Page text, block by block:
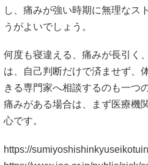
し、痛みが強い時期に無理なス
うがよいでしょう。
何度も寝違える、痛みが長引く
は、自己判断だけで済ませず、
きる専門家へ相談するのも一つ
痛みがある場合は、まず医療機
心です。
https://